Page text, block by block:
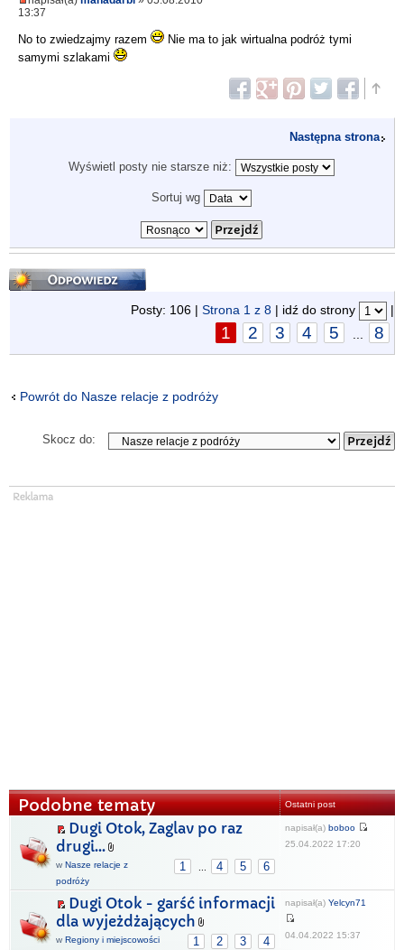
13:37
No to zwiedzajmy razem
Nie ma to jak wirtualna podróż tymi
samymi szlakami
Następna strona
Wyświetl posty nie starsze niż:
Sortuj wg
Odpowiedz
Posty: 106 | Strona 1 z 8 | idź do strony |
1 2 3 4 5 8
Powrót do Nasze relacje z podróży
Skocz do:
Podobne tematy Ostatni post
Dugi Otok, Zaglav po raz
drugi...
1 4 5 6
w Nasze relacje z
podróży
napisał(a) boboo
25.04.2022 17:20
Dugi Otok - garść informacji
dla wyjeżdżających
1 2 3 4
w Regiony i miejscowości
napisał(a) Yelcyn71
04.04.2022 15:37